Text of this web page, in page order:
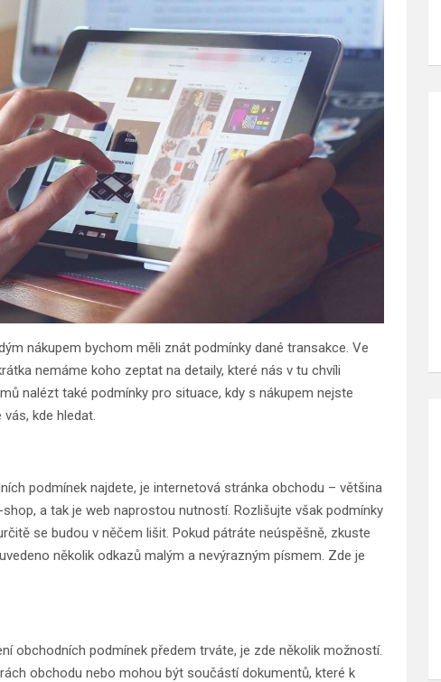
nákupem bychom měli znát podmínky dané transakce. Ve
nemáme koho zeptat na detaily, které nás v tu chvíli
nalézt také podmínky pro situace, kdy s nákupem nejste
kde hledat.
podmínek najdete, je internetová stránka obchodu – většina
a tak je web naprostou nutností. Rozlišujte však podmínky
se budou v něčem lišit. Pokud pátráte neúspěšně, zkuste
několik odkazů malým a nevýrazným písmem. Zde je
obchodních podmínek předem trváte, je zde několik možností.
obchodu nebo mohou být součástí dokumentů, které k